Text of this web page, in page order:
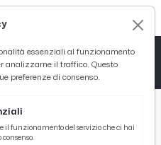
essenziali al funzionamento
analizzarne il traffico. Questo
preferenze di consenso.
il funzionamento del servizio che ci hai